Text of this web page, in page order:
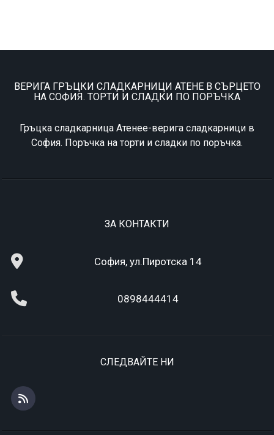
ВЕРИГА ГРЪЦКИ СЛАДКАРНИЦИ АТЕНЕ В СЪРЦЕТО
НА СОФИЯ. ТОРТИ И СЛАДКИ ПО ПОРЪЧКА
Гръцка сладкарница Атенее-верига сладкарници в
София. Поръчка на торти и сладки по поръчка.
ЗА КОНТАКТИ
София, ул.Пиротска 14
0898444414
СЛЕДВАЙТЕ НИ